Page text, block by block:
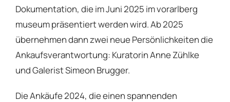
Dokumentation, die im Juni 2025 im vorarlberg
museum präsentiert werden wird. Ab 2025
übernehmen dann zwei neue Persönlichkeiten die
Ankaufsverantwortung: Kuratorin Anne Zühlke
und Galerist Simeon Brugger.
Die Ankäufe 2024, die einen spannenden